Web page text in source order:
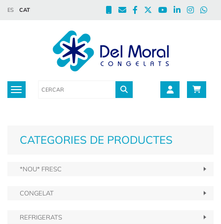
ES CAT
Toggle navigation
CATEGORIES DE PRODUCTES
*NOU* FRESC
CONGELAT
REFRIGERATS